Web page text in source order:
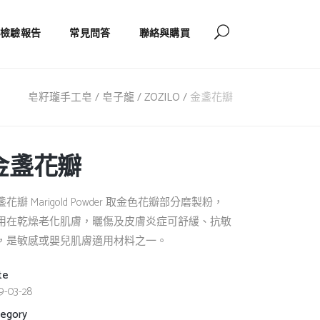
檢驗報告 常見問答 聯絡與購買
皂籽瓏手工皂 / 皂子龍 / ZOZILO / 金盞花瓣
盞花瓣
花瓣 Marigold Powder 取金色花瓣部分磨製粉，
在乾燥老化肌膚，曬傷及皮膚炎症可舒緩、抗敏
是敏感或嬰兒肌膚適用材料之一。
03-28